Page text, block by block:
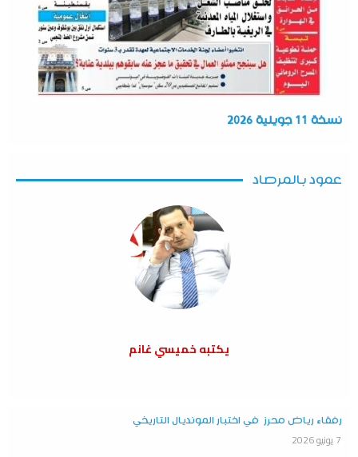
نسخة 11 جويلية 2026
عمود بالمرصاد
يكتبه خميسي غانم
رفقاء رياض محرز في اختبار المونديال التاريخي
7 يونيو 2026